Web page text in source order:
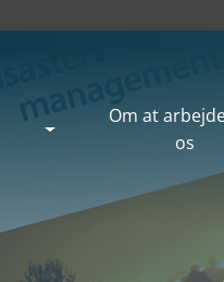
Om at
os